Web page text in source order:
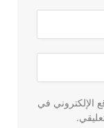
الإلكتروني في